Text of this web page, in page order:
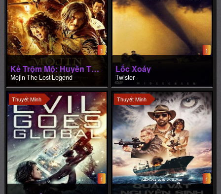
1
Kẻ Trộm Mộ: Huyền Thoại Trở Lại
Mojin The Lost Legend
1
Lốc Xoáy
Twister
Thuyết Minh
1
Thuyết Minh
1